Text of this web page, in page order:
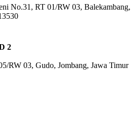
No.31, RT 01/RW 03, Balekambang,
2
RW 03, Gudo, Jombang, Jawa Timur